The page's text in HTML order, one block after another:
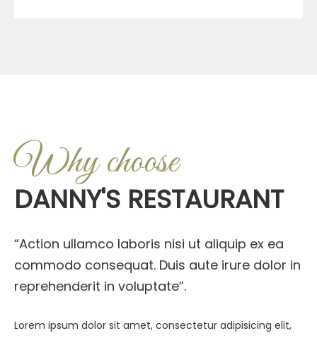
Why choose
DANNY'S RESTAURANT
“Action ullamco laboris nisi ut aliquip ex ea
commodo consequat. Duis aute irure dolor in
reprehenderit in voluptate”.
Lorem ipsum dolor sit amet, consectetur adipisicing elit,